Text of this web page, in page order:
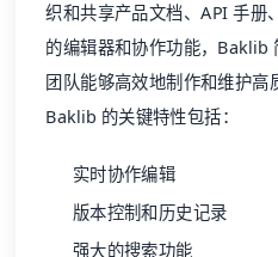
织和共享产品文档、API 手册
的编辑器和协作功能，Baklib
团队能够高效地制作和维护高
Baklib 的关键特性包括：
实时协作编辑
版本控制和历史记录
强大的搜索功能